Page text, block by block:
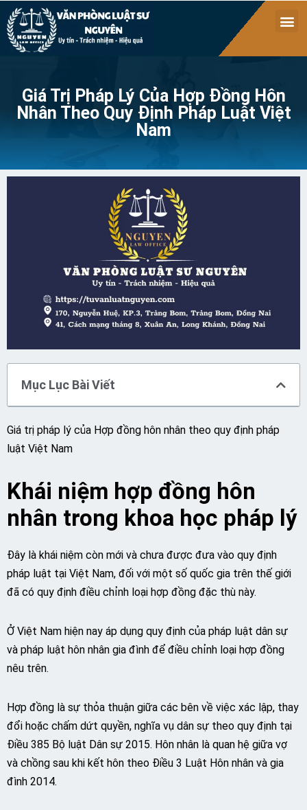
Giá Trị Pháp Lý Của Hợp Đồng Hôn
Nhân Theo Quy Định Pháp Luật Việt
Nam
Mục Lục Bài Viết
Giá trị pháp lý của Hợp đồng hôn nhân theo quy định pháp
luật Việt Nam
Khái niệm hợp đồng hôn
nhân trong khoa học pháp lý
Đây là khái niệm còn mới và chưa được đưa vào quy định
pháp luật tại Việt Nam, đối với một số quốc gia trên thế giới
đã có quy định điều chỉnh loại hợp đồng đặc thù này.
Ở Việt Nam hiện nay áp dụng quy định của pháp luật dân sự
và pháp luật hôn nhân gia đình để điều chỉnh loại hợp đồng
nêu trên.
Hợp đồng là sự thỏa thuận giữa các bên về việc xác lập, thay
đổi hoặc chấm dứt quyền, nghĩa vụ dân sự theo quy định tại
Điều 385 Bộ luật Dân sự 2015. Hôn nhân là quan hệ giữa vợ
và chồng sau khi kết hôn theo Điều 3 Luật Hôn nhân và gia
đình 2014.